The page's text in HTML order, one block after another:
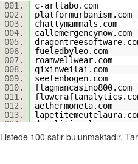
001.
c-artlabo.com
002.
platformurbanism.com
003.
chattymammals.com
004.
callemergencynow.com
005.
006.
fueledbyleo.com
007.
roamwellwear.com
008.
qixinweilai.com
009.
seelenbogen.com
010.
flagmancasino800.com
011.
012.
aethermoneta.com
013.
014.
demolitionplan.com
015.
quarkeventures.com
016.
Listede 100 satır bulunmaktadır.